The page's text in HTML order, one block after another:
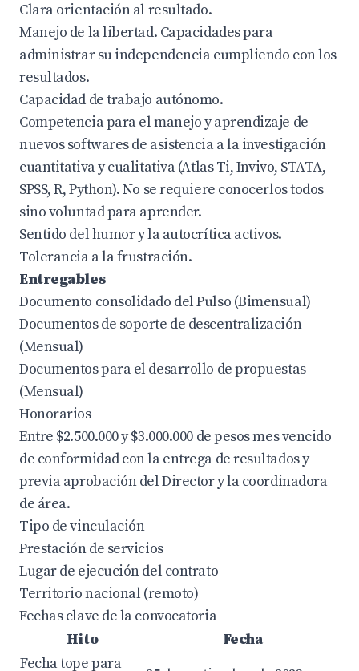
Clara orientación al resultado.
Manejo de la libertad. Capacidades para
administrar su independencia cumpliendo con los
resultados.
Capacidad de trabajo autónomo.
Competencia para el manejo y aprendizaje de
nuevos softwares de asistencia a la investigación
cuantitativa y cualitativa (Atlas Ti, Invivo, STATA,
SPSS, R, Python). No se requiere conocerlos todos
sino voluntad para aprender.
Sentido del humor y la autocrítica activos.
Tolerancia a la frustración.
Entregables
Documento consolidado del Pulso (Bimensual)
Documentos de soporte de descentralización
(Mensual)
Documentos para el desarrollo de propuestas
(Mensual)
Honorarios
Entre $2.500.000 y $3.000.000 de pesos mes vencido
de conformidad con la entrega de resultados y
previa aprobación del Director y la coordinadora
de área.
Tipo de vinculación
Prestación de servicios
Lugar de ejecución del contrato
Territorio nacional (remoto)
Fechas clave de la convocatoria
Hito
Fecha
Fecha tope para